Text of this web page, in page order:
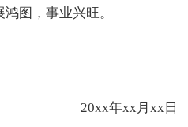
图，事业兴旺。
20xx年xx月xx日